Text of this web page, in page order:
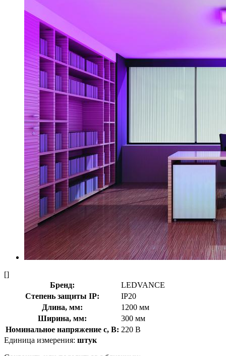
[]
Бренд:
LEDVANCE
Степень защиты IP:
IP20
Длина, мм:
1200 мм
Ширина, мм:
300 мм
Номинальное напряжение с, В: 220 В
Единица измерения: штук